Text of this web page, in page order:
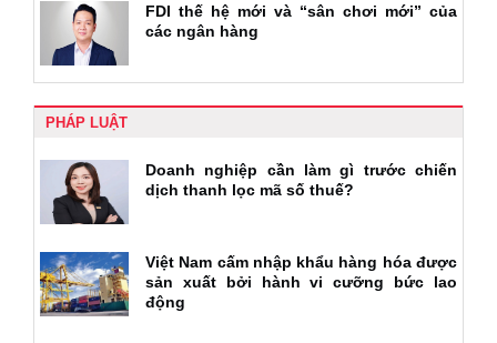
FDI thế hệ mới và “sân chơi mới” của
các ngân hàng
PHÁP LUẬT
Doanh nghiệp cần làm gì trước chiến
dịch thanh lọc mã số thuế?
Việt Nam cấm nhập khẩu hàng hóa được
sản xuất bởi hành vi cưỡng bức lao
động